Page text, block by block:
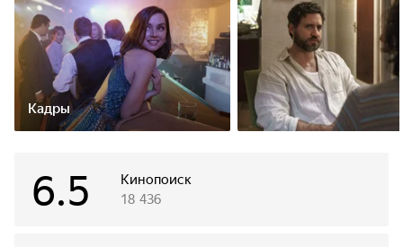
Кадры
Кинопоиск
6.5 18 436